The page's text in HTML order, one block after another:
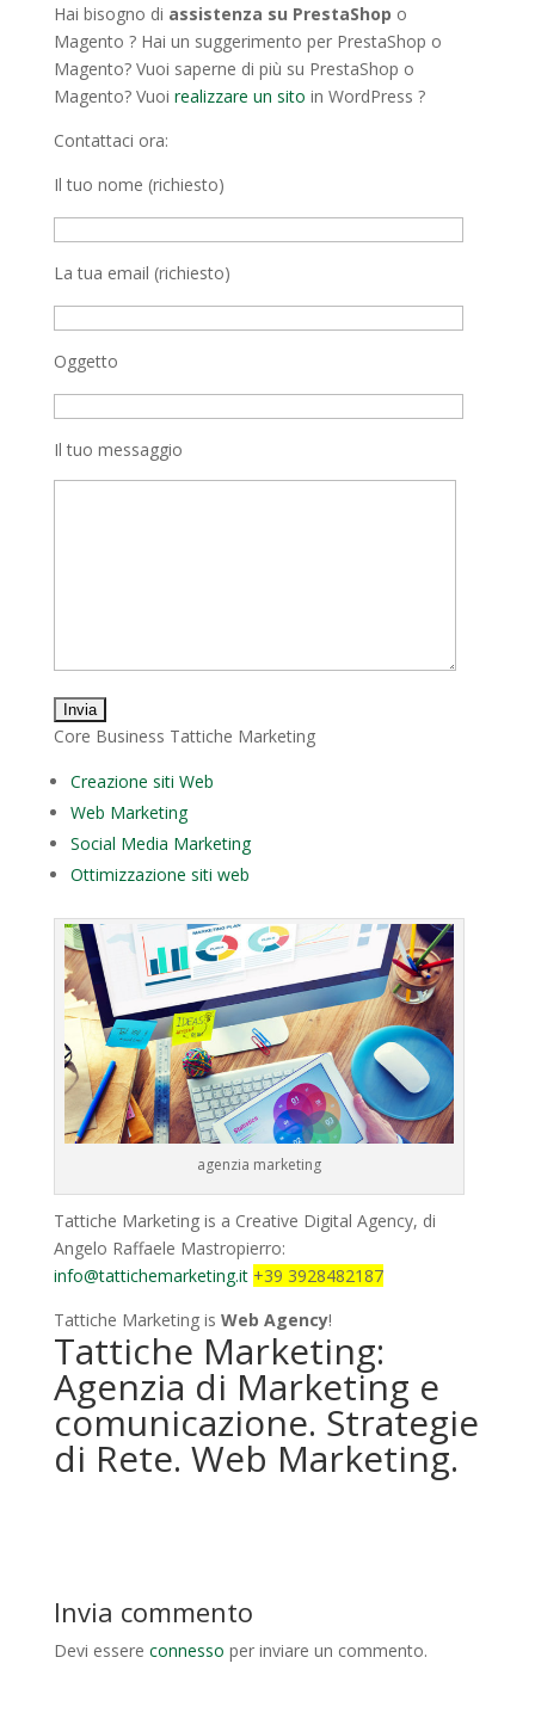
Hai bisogno di assistenza su PrestaShop o
Magento ? Hai un suggerimento per PrestaShop o
Magento? Vuoi saperne di più su PrestaShop o
Magento? Vuoi realizzare un sito in WordPress ?
Contattaci ora:
Il tuo nome (richiesto)
La tua email (richiesto)
Oggetto
Il tuo messaggio
Core Business Tattiche Marketing
Creazione siti Web
Web Marketing
Social Media Marketing
Ottimizzazione siti web
agenzia marketing
Tattiche Marketing is a Creative Digital Agency, di
Angelo Raffaele Mastropierro:
info@tattichemarketing.it +39 3928482187
Tattiche Marketing is Web Agency!
Tattiche Marketing:
Agenzia di Marketing e
comunicazione. Strategie
di Rete. Web Marketing.
Invia commento
Devi essere connesso per inviare un commento.